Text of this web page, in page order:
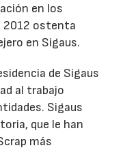
en los
2012 ostenta
en Sigaus.
de Sigaus
al trabajo
Sigaus
que le han
más